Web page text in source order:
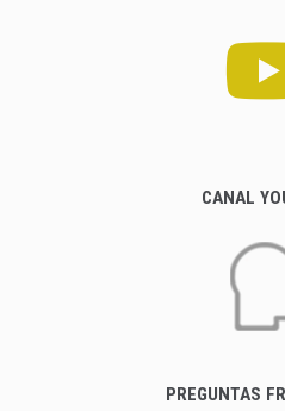
CANAL
PREGUNTAS